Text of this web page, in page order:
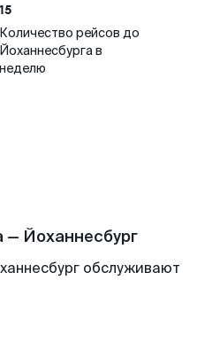
15
Количество рейсов до
Йоханнесбурга в
неделю
Йоханнесбург
обслуживают